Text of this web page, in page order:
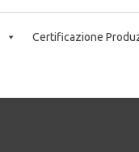
Certificazione